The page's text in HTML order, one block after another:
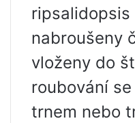
ripsalidopsis
nabroušeny
vloženy do
roubování
trnem nebo